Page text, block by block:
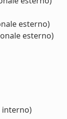
esterno)
esterno)
interno)